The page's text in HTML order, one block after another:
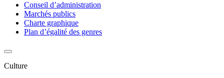
Conseil d’administration
Marchés publics
Charte graphique
Plan d’égalité des genres
Culture